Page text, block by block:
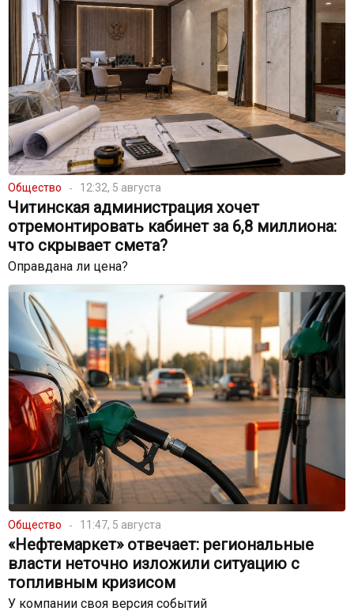
Общество 12:32, 5 августа
Читинская администрация хочет
отремонтировать кабинет за 6,8 миллиона:
что скрывает смета?
Оправдана ли цена?
Общество 11:47, 5 августа
«Нефтемаркет» отвечает: региональные
власти неточно изложили ситуацию с
топливным кризисом
У компании своя версия событий